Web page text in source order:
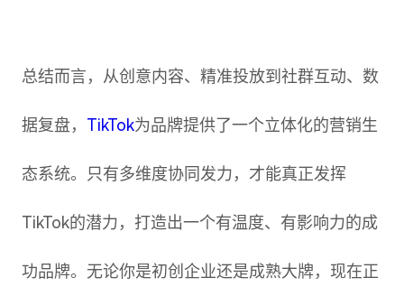
总结而言，从创意内容、精准投放到社群互动、数
据复盘， TikTok为品牌提供了一个立体化的营销生
态系统。只有多维度协同发力，才能真正发挥
TikTok的潜力，打造出一个有温度、有影响力的成
功品牌。无论你是初创企业还是成熟大牌，现在正